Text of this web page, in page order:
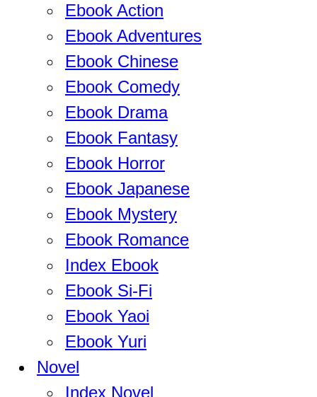
Ebook Action
Ebook Adventures
Ebook Chinese
Ebook Comedy
Ebook Drama
Ebook Fantasy
Ebook Horror
Ebook Japanese
Ebook Mystery
Ebook Romance
Index Ebook
Ebook Si-Fi
Ebook Yaoi
Ebook Yuri
Novel
Index Novel